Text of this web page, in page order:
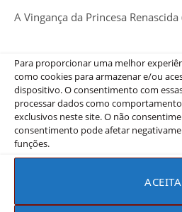
Para proporcionar uma melhor
como cookies para armazenar e/ou
dispositivo. O consentimento com
processar dados como
exclusivos neste site. O não
consentimento pode afetar
funções.
A Vingança da Princesa